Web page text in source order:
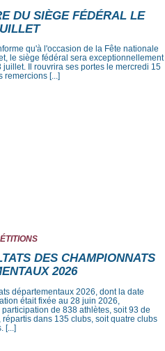
DU SIÈGE FÉDÉRAL LE
qu'à l'occasion de la Fête nationale
le siège fédéral sera exceptionnellement
juillet. Il rouvrira ses portes le mercredi 15
remercions [...]
DES CHAMPIONNATS
2026
départementaux 2026, dont la date
était fixée au 28 juin 2026,
de 838 athlètes, soit 93 de
dans 135 clubs, soit quatre clubs
[...]